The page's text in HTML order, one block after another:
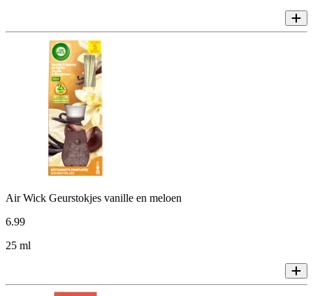
Air Wick Geurstokjes vanille en meloen
6.99
25 ml